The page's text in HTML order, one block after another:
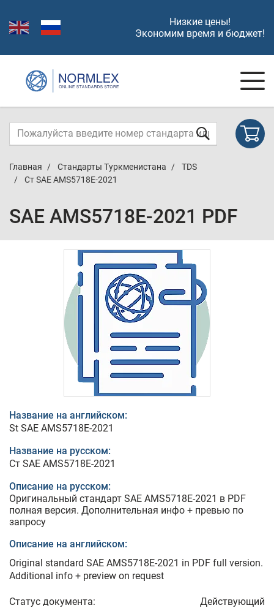
Низкие цены!
Экономим время и бюджет!
Главная Стандарты Туркменистана
TDS
Ст SAE AMS5718E-2021
SAE AMS5718E-2021 PDF
Название на английском:
St SAE AMS5718E-2021
Название на русском:
Ст SAE AMS5718E-2021
Описание на русском:
Оригинальный стандарт SAE AMS5718E-2021 в PDF
полная версия. Дополнительная инфо + превью по
запросу
Описание на английском:
Original standard SAE AMS5718E-2021 in PDF full version.
Additional info + preview on request
Статус документа: Действующий